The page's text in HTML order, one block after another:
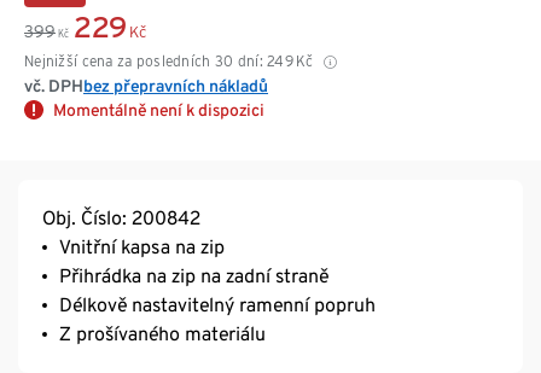
399 Kč 229 Kč
Nejnižší cena za posledních 30 dní: 249 Kč
vč. DPHbez přepravních nákladů
Momentálně není k dispozici
Obj. Číslo: 200842
Vnitřní kapsa na zip
Přihrádka na zip na zadní straně
Délkově nastavitelný ramenní popruh
Z prošívaného materiálu